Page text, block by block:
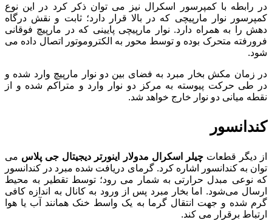
در رابطه با کمپرسور اسکرال نیز می توان ذکر کرد در این نوع
کمپرسور نوار مارپیچی که در بالا قرار دارد؛ ثابت و نقش درگاه
دهش را به همراه دارد. نوار مارپیچی پایینی که در مارپیچ فوقانی
فرورفته متحرک بوده و توسط محور به الکتروموتور اتصال داده می
شود.
در زمان مکش بخار مبرد به فضای بین دو نوار مارپیچ وارد شده و
در طی حرکت پیوسته به مرکز دو نوار وارد و متراکم شده و از
نقطه میانی دو نوار خارج خواهد شد.
کندانسور
از دیگر قطعاتچیلر اسکرال مدولار اینورتر دیجیتال جی پلاس می
توان به کندانسور اشاره کرد. گرمای دریافت شده مبرد در کندانسور
که نوعی مبدل حرارتی به شمار می رود؛ توسط تقطیر به محیط
ارسال می‌شود. اما بخار مبرد پس از ورود به کانال به اندازه کافی
گرم شده و جهت انتقال گرما به یک واسط خنک همانند آب یا هوا
ارتباط برقرار می کند.